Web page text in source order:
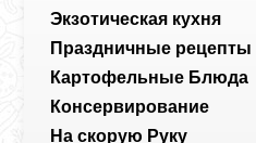
Экзотическая кухня
Праздничные рецепты
Картофельные Блюда
Консервирование
На скорую Руку